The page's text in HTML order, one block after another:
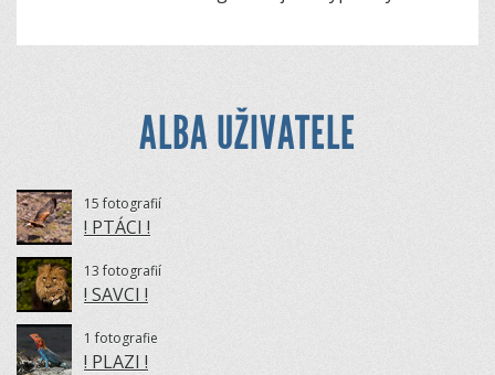
ALBA UŽIVATELE
15 fotografií
! PTÁCI !
13 fotografií
! SAVCI !
1 fotografie
! PLAZI !